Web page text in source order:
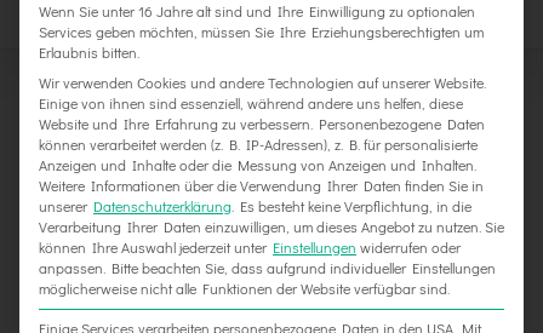
Wenn Sie unter 16 Jahre alt sind und Ihre Einwilligung zu optionalen
Services geben möchten, müssen Sie Ihre Erziehungsberechtigten um
Erlaubnis bitten.
Wir verwenden Cookies und andere Technologien auf unserer Website.
Einige von ihnen sind essenziell, während andere uns helfen, diese
Website und Ihre Erfahrung zu verbessern. Personenbezogene Daten
können verarbeitet werden (z. B. IP-Adressen), z. B. für personalisierte
Anzeigen und Inhalte oder die Messung von Anzeigen und Inhalten.
Weitere Informationen über die Verwendung Ihrer Daten finden Sie in
unserer Datenschutzerklärung Es besteht keine Verpflichtung, in die
Verarbeitung Ihrer Daten einzuwilligen, um dieses Angebot zu nutzen. Sie
können Ihre Auswahl jederzeit unter Einstellungen widerrufen oder
anpassen. Bitte beachten Sie, dass aufgrund individueller Einstellungen
möglicherweise nicht alle Funktionen der Website verfügbar sind.
Einige Services verarbeiten personenbezogene Daten in den USA. Mit